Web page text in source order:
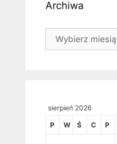
Archiwa
Archiwa
sierpień 2026
P W Ś C P